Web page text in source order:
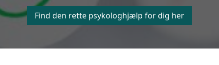
Find den rette psykologhjælp for dig her